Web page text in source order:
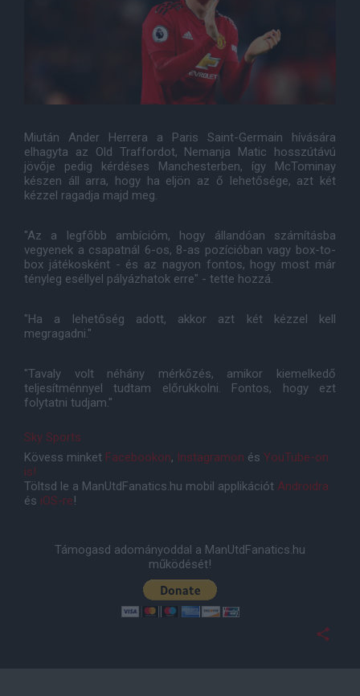
Miután Ander Herrera a Paris Saint-Germain hívására
elhagyta az Old Traffordot, Nemanja Matic hosszútávú
jövője pedig kérdéses Manchesterben, így McTominay
készen áll arra, hogy ha eljön az ő lehetősége, azt két
kézzel ragadja majd meg.
"Az a legfőbb ambícióm, hogy állandóan számításba
vegyenek a csapatnál 6-os, 8-as pozícióban vagy box-to-
box játékosként - és az nagyon fontos, hogy most már
tényleg eséllyel pályázhatok erre" - tette hozzá.
"Ha a lehetőség adott, akkor azt két kézzel kell
megragadni."
"Tavaly volt néhány mérkőzés, amikor kiemelkedő
teljesítménnyel tudtam előrukkolni. Fontos, hogy ezt
folytatni tudjam."
Sky Sports
Kövess minket Facebookon, Instagramon és YouTube-on
is!
Töltsd le a ManUtdFanatics.hu mobil applikációt Androidra
és iOS-re!
Támogasd adományoddal a ManUtdFanatics.hu
működését!